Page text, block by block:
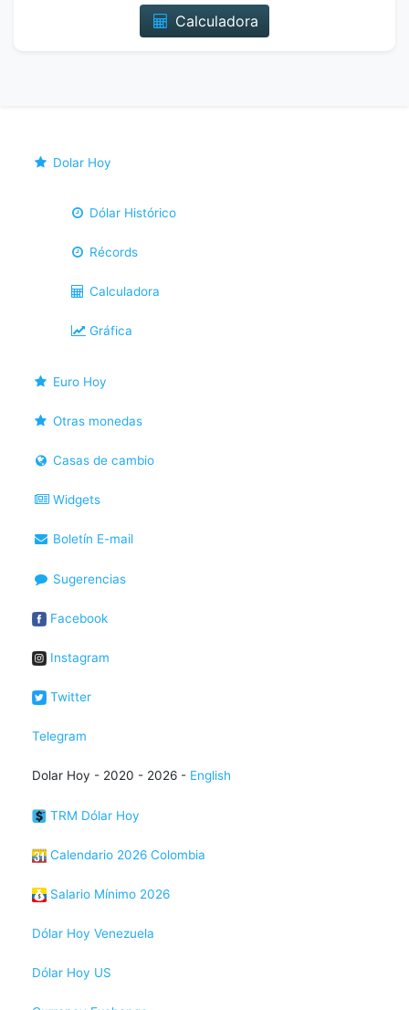
Calculadora
Dolar Hoy
Dólar Histórico
Récords
Calculadora
Gráfica
Euro Hoy
Otras monedas
Casas de cambio
Widgets
Boletín E-mail
Sugerencias
Facebook
Instagram
Twitter
Telegram
Dolar Hoy - 2020 - 2026 - English
TRM Dólar Hoy
Calendario 2026 Colombia
Salario Mínimo 2026
Dólar Hoy Venezuela
Dólar Hoy US